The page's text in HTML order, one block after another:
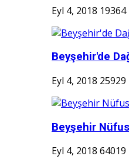
Eyl 4, 2018 19364
Beyşehir'de
Eyl 4, 2018 25929
Beyşehir
Eyl 4, 2018 64019